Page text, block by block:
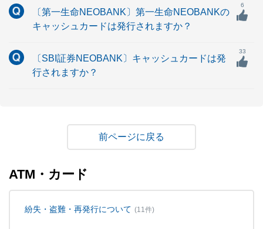
〔第一生命NEOBANK〕第一生命NEOBANKの
キャッシュカードは発行されますか？
6
〔SBI証券NEOBANK〕キャッシュカードは発
行されますか？
33
戻る
ATM・カード
紛失・盗難・再発行について (11件)